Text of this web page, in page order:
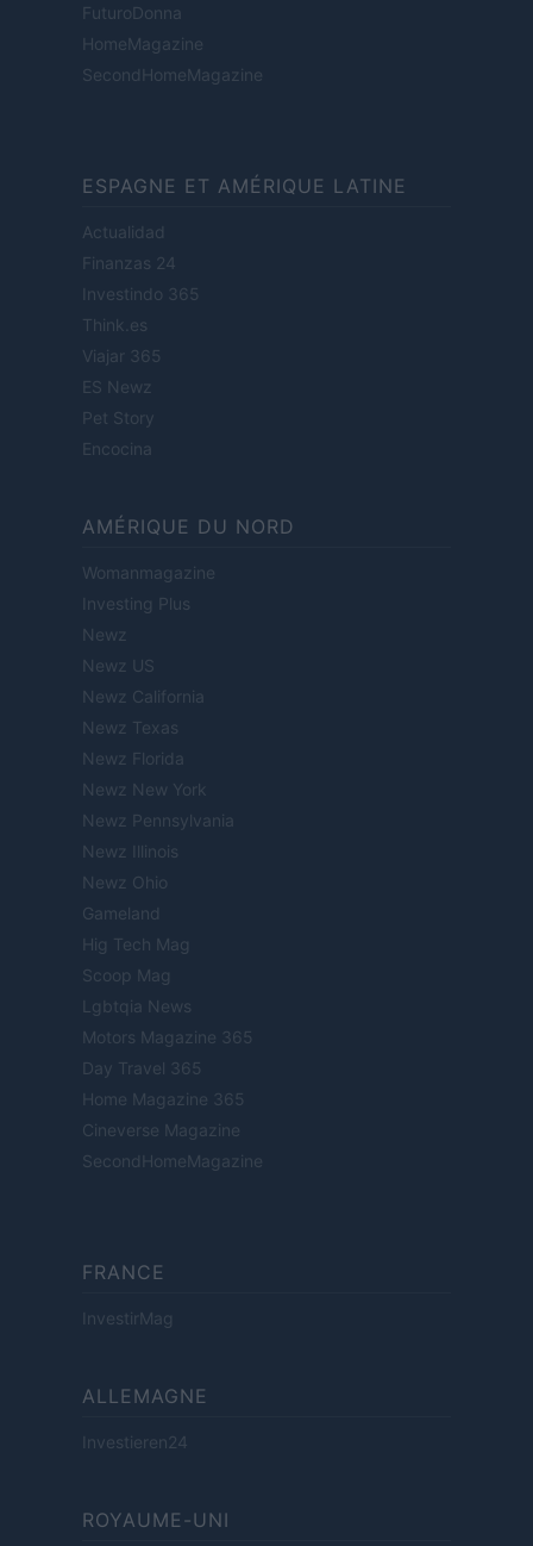
FuturoDonna
HomeMagazine
SecondHomeMagazine
ESPAGNE ET AMÉRIQUE LATINE
Actualidad
Finanzas 24
Investindo 365
Think.es
Viajar 365
ES Newz
Pet Story
Encocina
AMÉRIQUE DU NORD
Womanmagazine
Investing Plus
Newz
Newz US
Newz California
Newz Texas
Newz Florida
Newz New York
Newz Pennsylvania
Newz Illinois
Newz Ohio
Gameland
Hig Tech Mag
Scoop Mag
Lgbtqia News
Motors Magazine 365
Day Travel 365
Home Magazine 365
Cineverse Magazine
SecondHomeMagazine
FRANCE
InvestirMag
ALLEMAGNE
Investieren24
ROYAUME-UNI